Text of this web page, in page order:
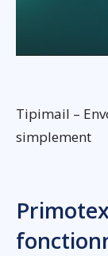
Tipimail –
simplement